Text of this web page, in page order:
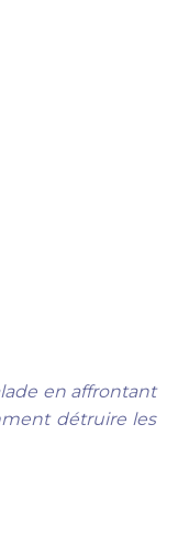
en affrontant
détruire les